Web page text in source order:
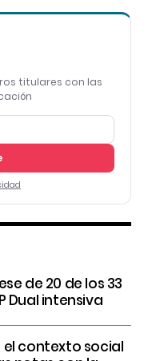
titulares con las
de 20 de los 33
Dual intensiva
el contexto social